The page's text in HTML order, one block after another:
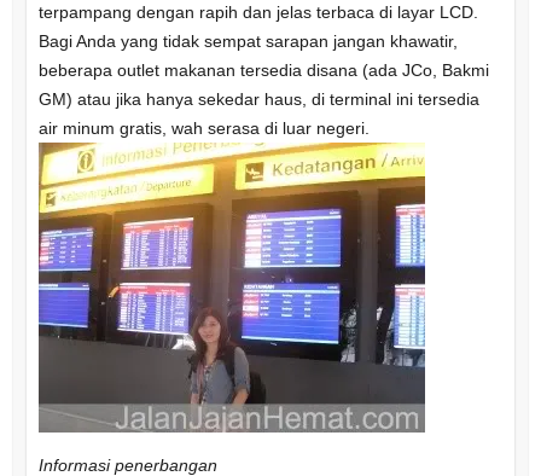
terpampang dengan rapih dan jelas terbaca di layar LCD.
Bagi Anda yang tidak sempat sarapan jangan khawatir,
beberapa outlet makanan tersedia disana (ada JCo, Bakmi
GM) atau jika hanya sekedar haus, di terminal ini tersedia
air minum gratis, wah serasa di luar negeri.
Informasi penerbangan